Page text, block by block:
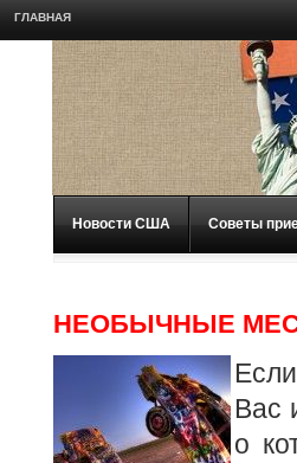
ГЛАВНАЯ
Новости США Советы
НЕОБЫЧНЫЕ
Вас
о